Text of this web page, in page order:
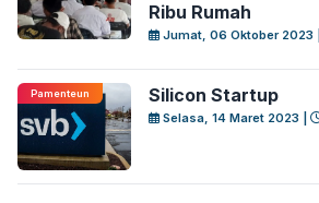
Ribu Rumah
Jumat, 06 Oktober 2023 |
Pamenteun Silicon Startup
Selasa, 14 Maret 2023 |